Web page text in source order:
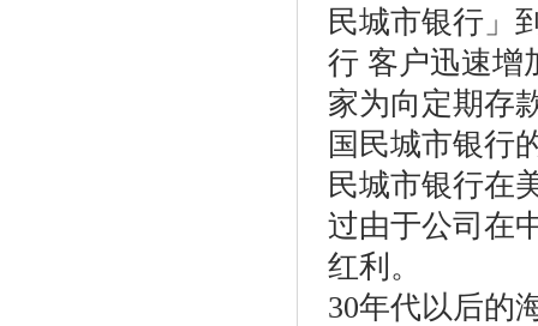
民城市银行」
行 客户迅速增
家为向定期存
国民城市银行
民城市银行在
过由于公司在
红利。
30年代以后的